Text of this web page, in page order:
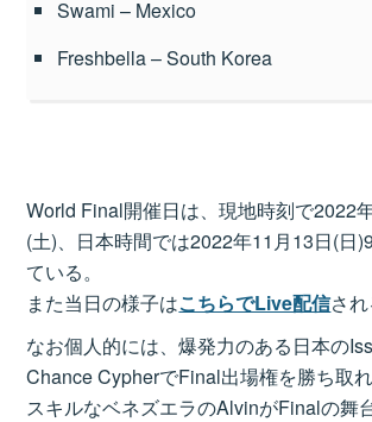
Swami – Mexico
Freshbella – South Korea
World Final開催日は、現地時刻で2022
(土)、日本時間では2022年11月13日(日
ている。
また当日の様子はこちらでLive配信され
なお個人的には、爆発力のある日本の
Chance CypherでFinal出場権を勝ち取
スキルなベネズエラのAlvinがFinalの舞